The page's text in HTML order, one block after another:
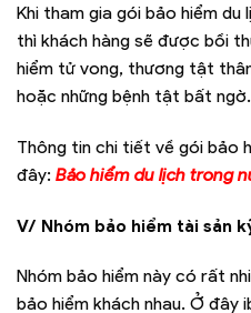
Khi tham gia gói bảo hiểm
thì khách hàng sẽ được bồi
hiểm tử vong, thương tật
hoặc những bệnh tật bất ngờ.
Thông tin chi tiết về gói bảo
đây: Bảo hiểm du lịch trong
V/ Nhóm bảo hiểm tài sản
Nhóm bảo hiểm này có rất
bảo hiểm khách nhau. Ở đây